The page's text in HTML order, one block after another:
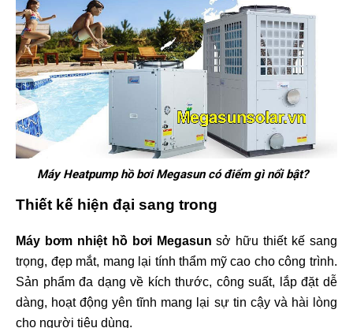
Máy Heatpump hồ bơi Megasun có điểm gì nổi bật?
Thiết kế hiện đại sang trong
Máy bơm nhiệt hồ bơi Megasun sở hữu thiết kế sang
trọng, đẹp mắt, mang lại tính thẩm mỹ cao cho công trình.
Sản phẩm đa dạng về kích thước, công suất, lắp đặt dễ
dàng, hoạt động yên tĩnh mang lại sự tin cậy và hài lòng
cho người tiêu dùng.